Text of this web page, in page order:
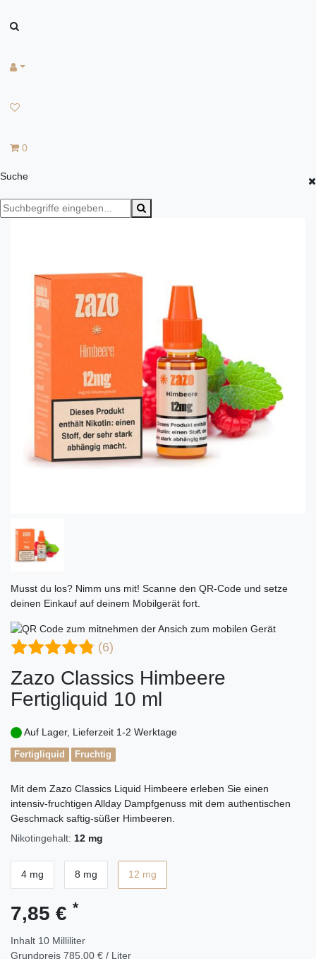
0
Suche
Musst du los? Nimm uns mit! Scanne den QR-Code und setze
deinen Einkauf auf deinem Mobilgerät fort.
(6)
Zazo Classics Himbeere
Fertigliquid 10 ml
Auf Lager, Lieferzeit 1-2 Werktage
Fertigliquid Fruchtig
Mit dem Zazo Classics Liquid Himbeere erleben Sie einen
intensiv-fruchtigen Allday Dampfgenuss mit dem authentischen
Geschmack saftig-süßer Himbeeren.
Nikotingehalt: 12 mg
4 mg 8 mg 12 mg
7,85 € *
Inhalt 10 Milliliter
Grundpreis 785,00 € / Liter